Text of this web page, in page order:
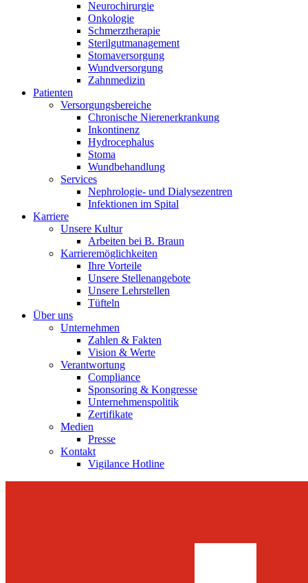
Neurochirurgie
Onkologie
Schmerztherapie
Sterilgutmanagement
Stomaversorgung
Wundversorgung
Zahnmedizin
Patienten
Versorgungsbereiche
Chronische Nierenerkrankung
Inkontinenz
Hydrocephalus
Stoma
Wundbehandlung
Services
Nephrologie- und Dialysezentren
Infektionen im Spital
Karriere
Unsere Kultur
Arbeiten bei B. Braun
Karrieremöglichkeiten
Ihre Vorteile
Unsere Stellenangebote
Unsere Lehrstellen
Tüfteln
Über uns
Unternehmen
Zahlen & Fakten
Vision & Werte
Verantwortung
Compliance
Sponsoring & Kongresse
Unternehmenspolitik
Zertifikate
Medien
Presse
Kontakt
Vigilance Hotline